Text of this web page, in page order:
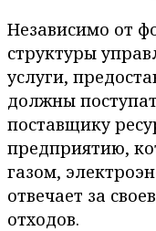
Независимо от
структуры
услуги,
должны
поставщику
предприятию,
газом,
отвечает за
отходов.